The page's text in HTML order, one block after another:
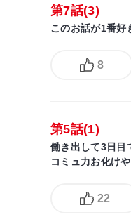
第7話(3)
このお話が1番好
8
第5話(1)
働き出して3日目
コミュ力お化け
22